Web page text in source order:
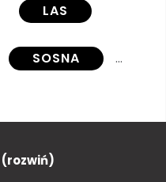
LAS
SOSNA
(rozwiń)